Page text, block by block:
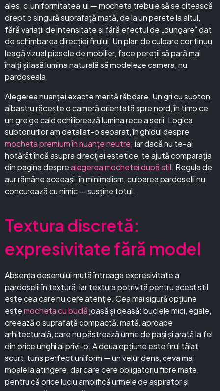
ales, ci uniformitatea lui — mocheta trebuie să se citească
drept o singură suprafață mată, de la un perete la altul,
fără variații de intensitate și fără efectul de „dungare” dat
de schimbarea direcției firului. Un plan de culoare continuu
leagă vizual piesele de mobilier, face pereții să pară mai
înalți și lasă lumina naturală să modeleze camera, nu
pardoseala.
Alegerea nuanței exacte merită răbdare. Un gri cu subton
albastru răcește o cameră orientată spre nord, în timp ce
un greige cald echilibrează lumina rece a serii. Logica
subtonurilor am detaliat-o separat, în ghidul despre
mocheta premium în nuanțe neutre; iar dacă nu te-ai
hotărât încă asupra direcției estetice, te ajută comparația
din pagina desprealegerea mochetei după stil. Regula de
aur rămâne aceeași: în minimalism, culoarea pardoselii nu
concurează cu nimic — susține totul.
Textura discretă:
expresivitate fără model
Absența desenului mută întreaga expresivitate a
pardoselii în textură, iar textura potrivită pentru acest stil
este cea care nu cere atenție. Cea mai sigură opțiune
estemocheta cu buclăjoasă și deasă: buclele mici, egale,
creează o suprafață compactă, mată, aproape
arhitecturală, care nu păstrează urme de pași și arată la fel
din orice unghi ai privi-o. A doua opțiune este firul tăiat
scurt, tuns perfect uniform — un velur dens, ceva mai
moale la atingere, dar care cere obligatoriu fibre mate,
pentru că orice luciu amplifică urmele de aspirator și